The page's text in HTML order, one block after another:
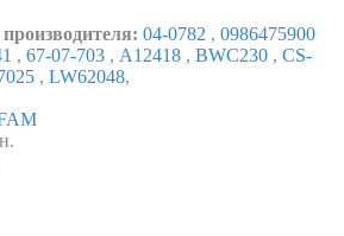
04-0782 , 0986475900
, 67-07-703 , A12418 , BWC230 , CS-
, LW62048,